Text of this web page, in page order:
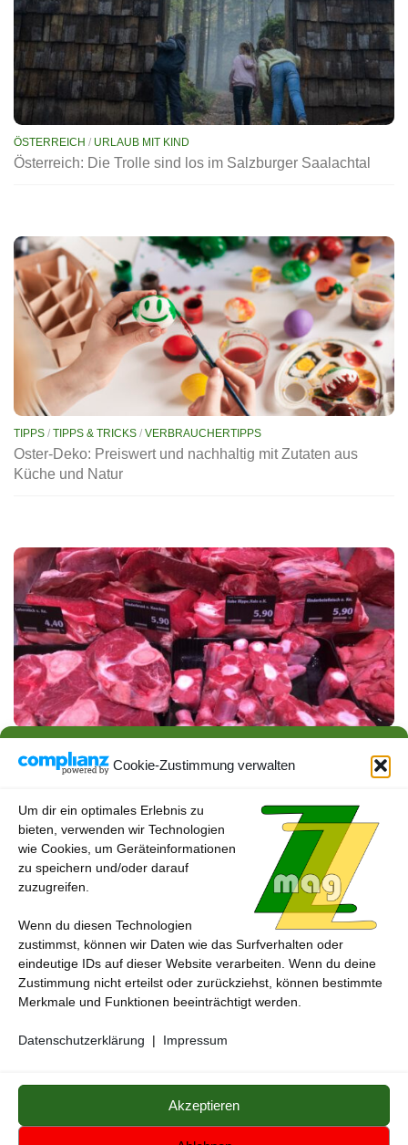
Cookie-Zustimmung verwalten
Um dir ein optimales Erlebnis zu
bieten, verwenden wir Technologien
wie Cookies, um Geräteinformationen
zu speichern und/oder darauf
zuzugreifen.
Wenn du diesen Technologien
zustimmst, können wir Daten wie das Surfverhalten oder
eindeutige IDs auf dieser Website verarbeiten. Wenn du deine
Zustimmung nicht erteilst oder zurückziehst, können bestimmte
Merkmale und Funktionen beeinträchtigt werden.
Datenschutzerklärung | Impressum
Akzeptieren
ÖSTERREICH / URLAUB MIT KIND
Österreich: Die Trolle sind los im Salzburger Saalachtal
TIPPS / TIPPS & TRICKS / VERBRAUCHERTIPPS
Oster-Deko: Preiswert und nachhaltig mit Zutaten aus
Küche und Natur
Neue Kennzeichnungspflicht an der Fleischtheke ab 1.
22. JANUAR 2024
Medienangebotes sind durch die Marken- und Urheberechte der
jeweiligen Rechteinhaber geschützt, und dienen lediglich der